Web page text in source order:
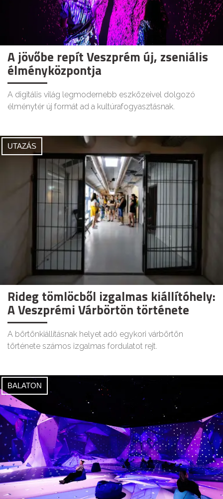
A jövőbe repít Veszprém új, zseniális
élményközpontja
A digitális világ legmodernebb eszközeivel dolgozó
élménytér új formát ad a kultúrafogyasztásnak.
UTAZÁS
Rideg tömlöcből izgalmas kiállítóhely:
A Veszprémi Várbörtön története
A börtönkiállításnak helyet adó egykori várbörtön
története számos izgalmas fordulatot rejt.
BALATON